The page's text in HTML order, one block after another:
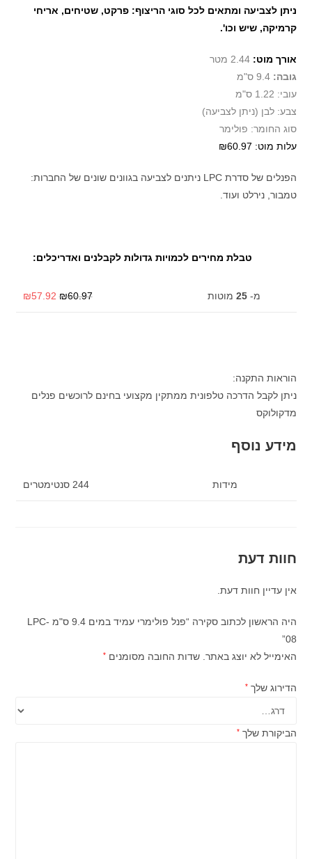
ניתן לצביעה ומתאים לכל סוגי הריצוף: פרקט, שטיחים, אריחי
קרמיקה, שיש וכו'.
אורך מוט: 2.44 מטר
גובה: 9.4 ס"מ
עובי: 1.22 ס"מ
צבע: לבן (ניתן לצביעה)
סוג החומר: פולימר
עלות מוט: ₪60.97
הפנלים של סדרת LPC ניתנים לצביעה בגוונים שונים של החברות:
טמבור, נירלט ועוד.
טבלת מחירים לכמויות גדולות לקבלנים ואדריכלים:
מ- 25 מוטות ₪60.97
₪57.92
הוראות התקנה:
ניתן לקבל הדרכה טלפונית ממתקין מקצועי בחינם לרוכשים פנלים
מדקולוקס
מידע נוסף
מידות 244 סנטימטרים
חוות דעת
אין עדיין חוות דעת.
היה הראשון לכתוב סקירה “פנל פולימרי עמיד במים 9.4 ס"מ LPC-
08”
האימייל לא יוצג באתר. שדות החובה מסומנים*
הדירוג שלך*
הביקורת שלך*